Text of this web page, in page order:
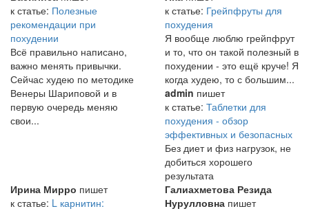
к статье: Полезные
рекомендации при
похудении
Всё правильно написано,
важно менять привычки.
Сейчас худею по методике
Венеры Шариповой и в
первую очередь меняю
свои...
к статье: Грейпфруты для
похудения
Я вообще люблю грейпфрут
и то, что он такой полезный в
похудении - это ещё круче! Я
когда худею, то с большим...
admin пишет
к статье: Таблетки для
похудения - обзор
эффективных и безопасных
Без диет и физ нагрузок, не
добиться хорошего
результата
Ирина Мирро пишет
к статье: L карнитин:
Галиахметова Резида
Нурулловна пишет